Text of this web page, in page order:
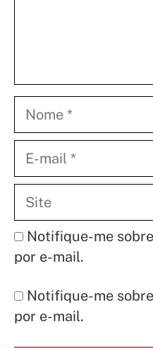
mail
Notifique-me
por e-mail.
Notifique-me
por e-mail.